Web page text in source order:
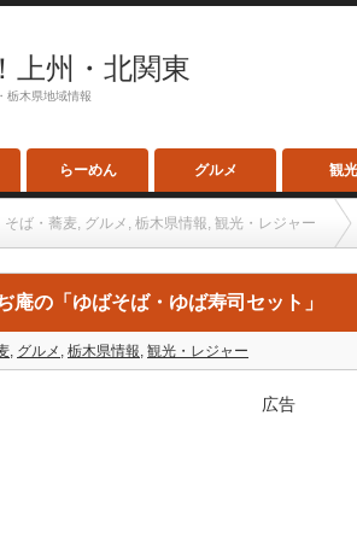
上州・北関東
栃木県地域情報
らーめん グルメ 観光
そば・蕎麦, グルメ , 栃木県情報, 観光・レジャー
庵の「ゆばそば・ゆば寿司セット」
, グルメ , 栃木県情報, 観光・レジャー
広告